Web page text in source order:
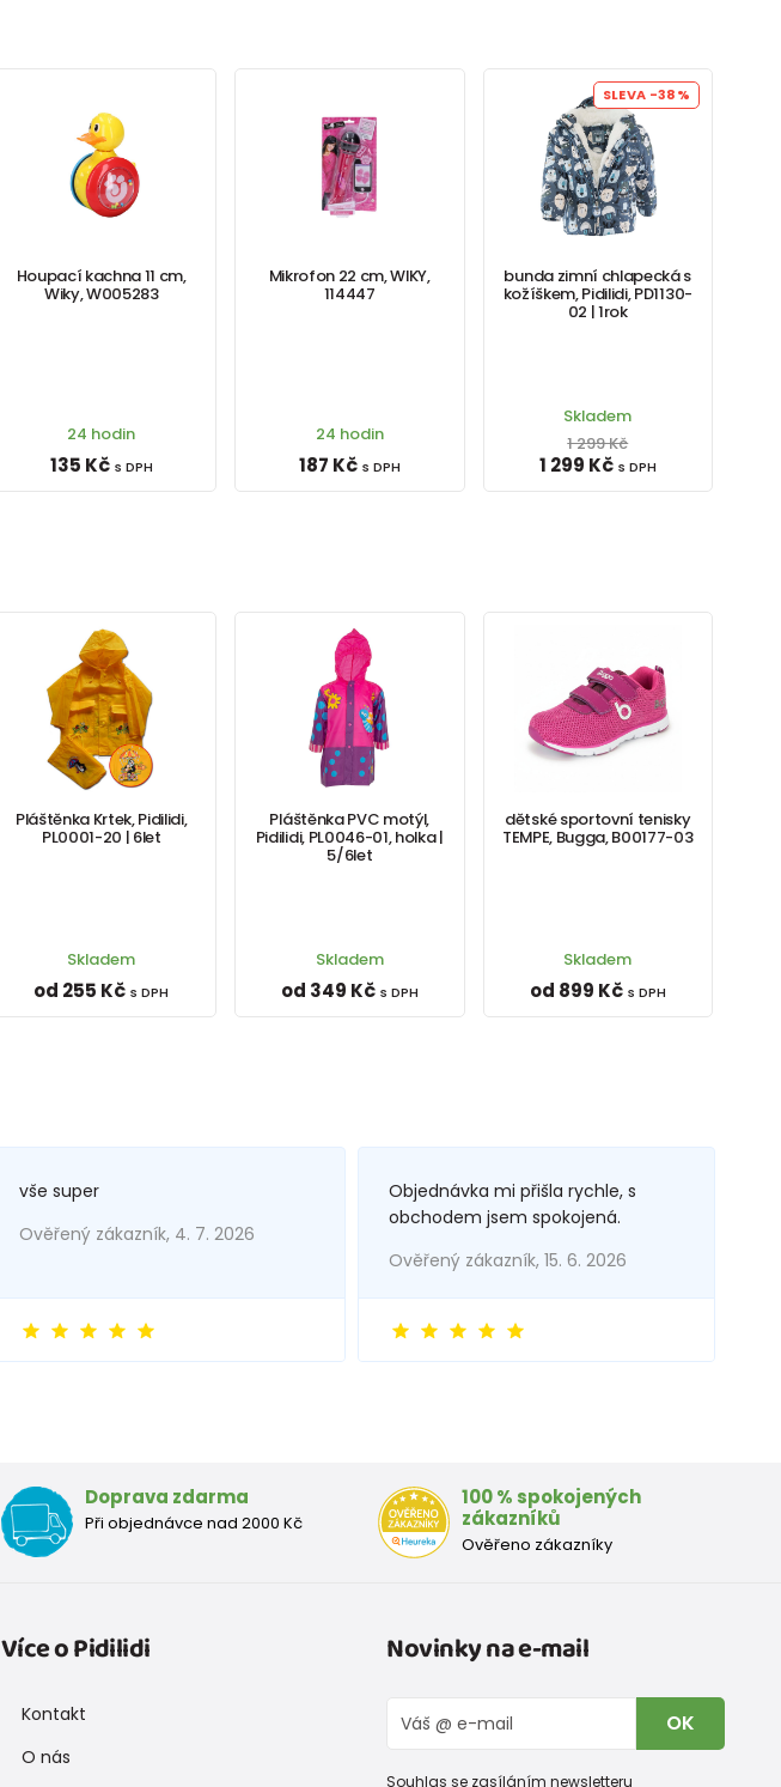
Houpací kachna 11 cm,
Wiky, W005283
24 hodin
135 Kč s DPH
Mikrofon 22 cm, WIKY,
114447
24 hodin
187 Kč s DPH
SLEVA -38%
bunda zimní chlapecká s
kožíškem, Pidilidi, PD1130-
02 | 1rok
Skladem
1 299 Kč
1 299 Kč s DPH
Pláštěnka Krtek, Pidilidi,
PL0001-20 | 6let
Skladem
od 255 Kč s DPH
Pláštěnka PVC motýl,
Pidilidi, PL0046-01, holka |
5/6let
Skladem
od 349 Kč s DPH
dětské sportovní tenisky
TEMPE, Bugga, B00177-03
Skladem
od 899 Kč s DPH
vše super
Ověřený zákazník, 4. 7. 2026
Objednávka mi přišla rychle, s
obchodem jsem spokojená.
Ověřený zákazník, 15. 6. 2026
Doprava zdarma
Při objednávce nad 2000 Kč
100 % spokojených
zákazníků
Ověřeno zákazníky
Více o Pidilidi
Kontakt
O nás
Novinky na e-mail
OK
Souhlas se zasíláním newsletteru